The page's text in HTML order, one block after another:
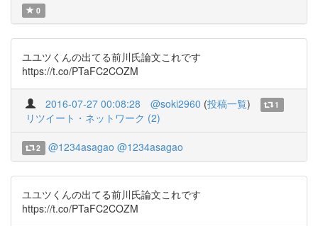
0
ユユツくんの出てる前川氏論文これです
https://t.co/PTaFC2COZM
2016-07-27 00:08:28 @soki2960 (投稿一覧) 1
リツイート・ネットワーク (2)
2 @1234asagao @1234asagao
ユユツくんの出てる前川氏論文これです
https://t.co/PTaFC2COZM